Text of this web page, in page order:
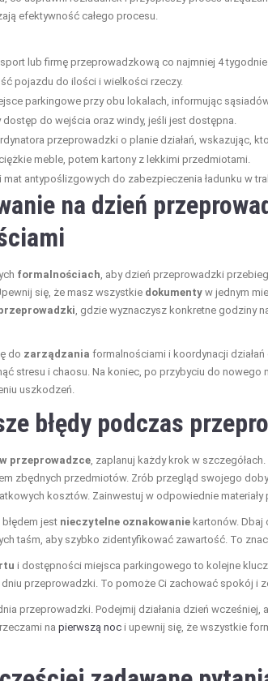
efektywność całego procesu.
lub firmę przeprowadzkową co najmniej 4
pojazdu do ilości i wielkości rzeczy.
parkingowe przy obu lokalach, informując
dostęp do wejścia oraz windy, jeśli jest dostępna.
przeprowadzki o planie działań, wskazując,
meble, potem kartony z lekkimi przedmiotami.
mat antypoślizgowych do zabezpieczenia ładunku w
na dzień
formalnościach, aby dzień przeprowadzki
się, że masz wszystkie dokumenty w jednym
, gdzie wyznaczysz konkretne godziny
do zarządzania formalnościami i koordynacji
stresu i chaosu. Na koniec, po przybyciu do
uszkodzeń.
błędy podczas
w przeprowadzce, zaplanuj każdy krok w
zbędnych przedmiotów. Zrób przegląd swojego
kosztów. Zainwestuj w odpowiednie
jest nieczytelne oznakowanie kartonów. Dbaj
taśm, aby szybko zidentyfikować zawartość. To
i dostępności miejsca parkingowego to kolejne
dniu przeprowadzki. To pomoże Ci zachować spokój i
przeprowadzki. Podejmij działania dzień
na pierwszą noc i upewnij się, że wszystkie